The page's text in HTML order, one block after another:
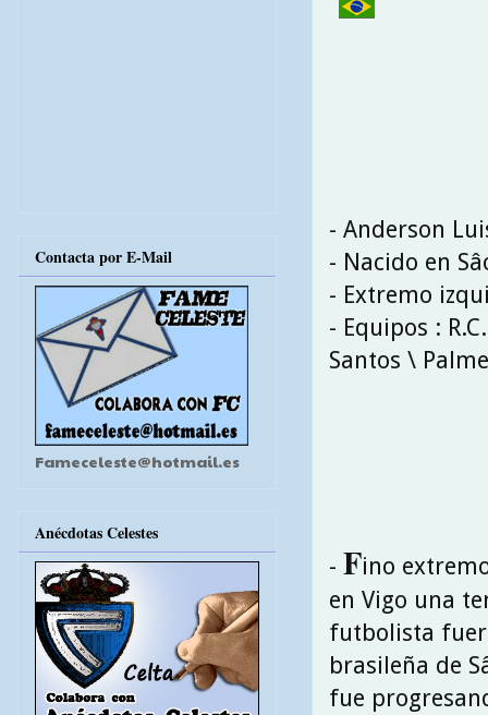
- Anderson
- Nacido en
- Extremo
- Equipos :
Santos \
- Fino
en Vigo una
futbolista
brasileña de
fue
Contacta por E-Mail
Fameceleste@hotmail.es
Anécdotas Celestes